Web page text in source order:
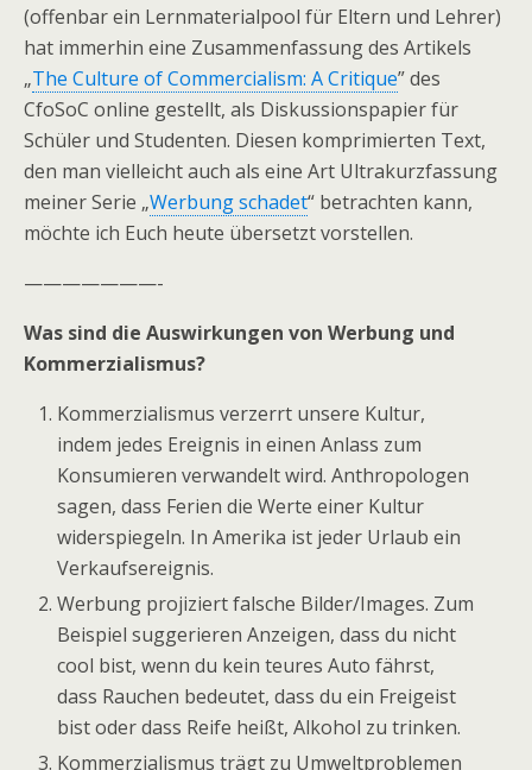
(offenbar ein Lernmaterialpool für Eltern und Lehrer)
hat immerhin eine Zusammenfassung des Artikels
„The Culture of Commercialism: A Critique” des
CfoSoC online gestellt, als Diskussionspapier für
Schüler und Studenten. Diesen komprimierten Text,
den man vielleicht auch als eine Art Ultrakurzfassung
meiner Serie „Werbung schadet“ betrachten kann,
möchte ich Euch heute übersetzt vorstellen.
———————-
Was sind die Auswirkungen von Werbung und
Kommerzialismus?
Kommerzialismus verzerrt unsere Kultur,
indem jedes Ereignis in einen Anlass zum
Konsumieren verwandelt wird. Anthropologen
sagen, dass Ferien die Werte einer Kultur
widerspiegeln. In Amerika ist jeder Urlaub ein
Verkaufsereignis.
Werbung projiziert falsche Bilder/Images. Zum
Beispiel suggerieren Anzeigen, dass du nicht
cool bist, wenn du kein teures Auto fährst,
dass Rauchen bedeutet, dass du ein Freigeist
bist oder dass Reife heißt, Alkohol zu trinken.
Kommerzialismus trägt zu Umweltproblemen